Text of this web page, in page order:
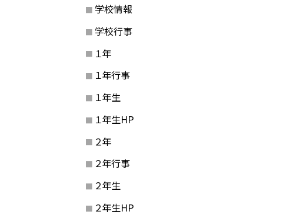
学校情報
学校行事
１年
１年行事
１年生
１年生HP
２年
２年行事
２年生
２年生HP